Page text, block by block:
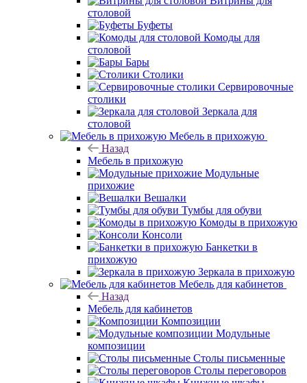
столовой
Буфеты
Комоды для
столовой
Бары
Столики
Сервировочные
столики
Зеркала для
столовой
Мебель в прихожую
Назад
Мебель в прихожую
Модульные
прихожие
Вешалки
Тумбы для обуви
Комоды в прихожую
Консоли
Банкетки в
прихожую
Зеркала в прихожую
Мебель для кабинетов
Назад
Мебель для кабинетов
Композиции
Модульные
композиции
Столы письменные
Столы переговоров